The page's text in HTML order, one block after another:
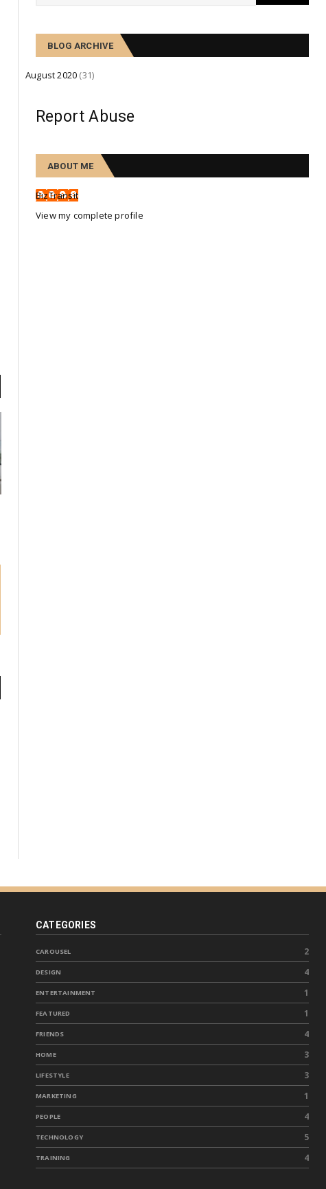
BLOG ARCHIVE
August 2020 (31)
Report Abuse
ABOUT ME
BizTransit
View my complete profile
CATEGORIES
CAROUSEL 2
DESIGN 4
ENTERTAINMENT 1
FEATURED 1
FRIENDS 4
HOME 3
LIFESTYLE 3
MARKETING 1
PEOPLE 4
TECHNOLOGY 5
TRAINING 4